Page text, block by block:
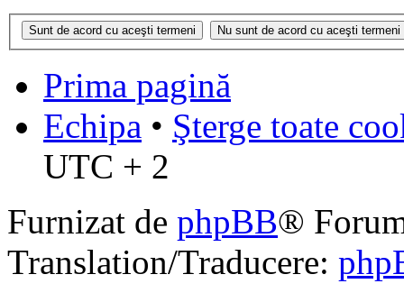
Prima pagină
Echipa • Şterge toate
UTC + 2
Furnizat de phpBB®
Translation/Traducere: